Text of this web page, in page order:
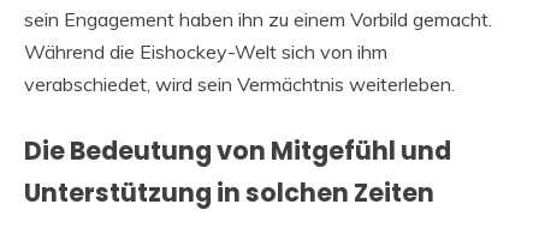
sein Engagement haben ihn zu einem Vorbild gemacht.
Während die Eishockey-Welt sich von ihm
verabschiedet, wird sein Vermächtnis weiterleben.
Die Bedeutung von Mitgefühl und
Unterstützung in solchen Zeiten